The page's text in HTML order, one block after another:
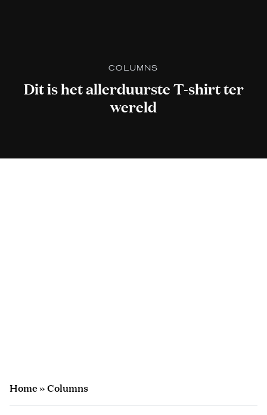
COLUMNS
Dit is het allerduurste T-shirt ter
wereld
Home»Columns